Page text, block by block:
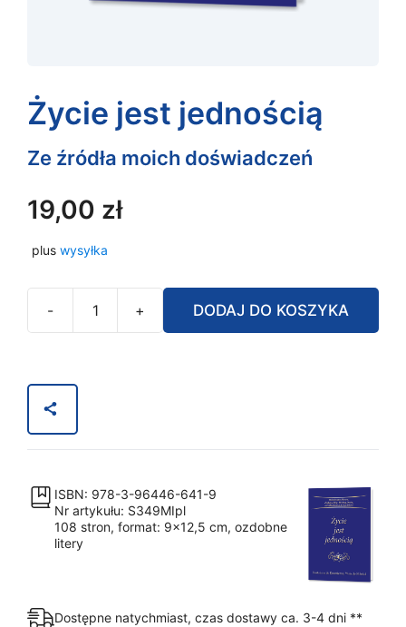
Życie jest jednością
Ze źródła moich doświadczeń
19,00 zł
plus wysyłka
- + DODAJ DO KOSZYKA
ISBN: 978-3-96446-641-9
Nr artykułu: S349MIpl
108 stron, format: 9x12,5 cm, ozdobne
litery
Dostępne natychmiast, czas dostawy ca. 3-4 dni **